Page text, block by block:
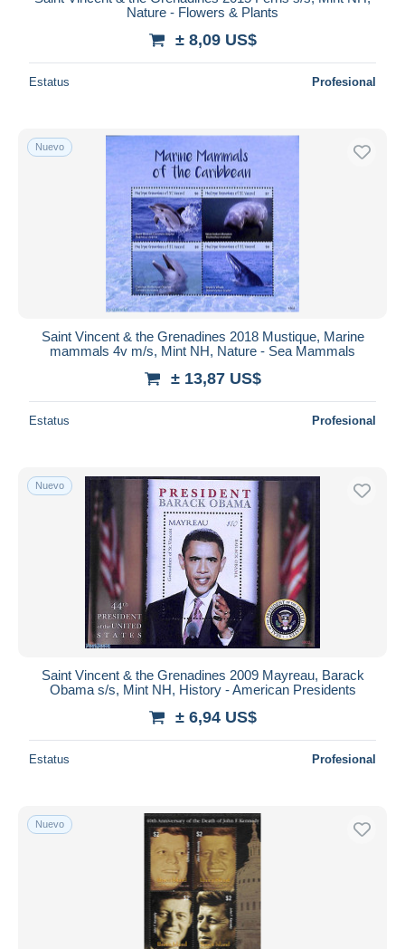
Nature - Flowers & Plants
± 8,09 US$
Estatus Profesional
Nuevo
Saint Vincent & the Grenadines 2018 Mustique, Marine
mammals 4v m/s, Mint NH, Nature - Sea Mammals
± 13,87 US$
Estatus Profesional
Nuevo
Saint Vincent & the Grenadines 2009 Mayreau, Barack
Obama s/s, Mint NH, History - American Presidents
± 6,94 US$
Estatus Profesional
Nuevo